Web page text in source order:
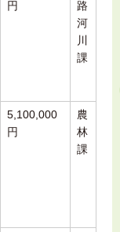
円
路
河
川
課
5,100,000
円
農
林
課